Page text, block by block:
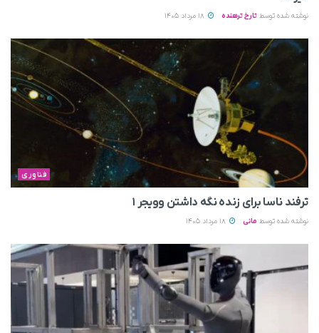
نوشته شده توسط تارخ ترهنده
فناوری
ترفند ناسا برای زنده نگه داشتن وویجر ۱
نوشته شده توسط مانی